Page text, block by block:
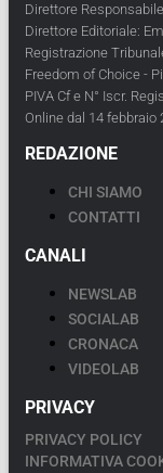
Direttore
Direttore Editoriale:
Registrazione
Freedom of Choice -
PIVA Cf e N° Iscr.
Online dal 14 febbraio
REDAZIONE
CHI SIAMO
CONTATTI
CANALI
NEWSLAB
SOCIALAB
CRONACA
VIDEOLAB
PRIVACY
PRIVACY POLICY
INFORMATIVA